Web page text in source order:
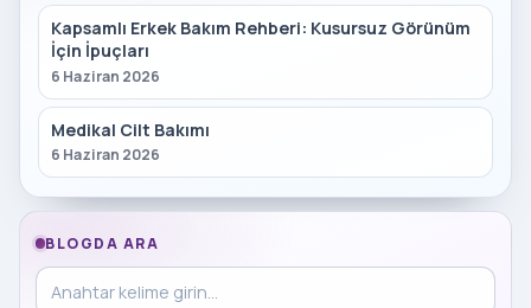
Kapsamlı Erkek Bakım Rehberi: Kusursuz Görünüm
İçin İpuçları
6 Haziran 2026
Medikal Cilt Bakımı
6 Haziran 2026
BLOGDA ARA
Blog içinde ara